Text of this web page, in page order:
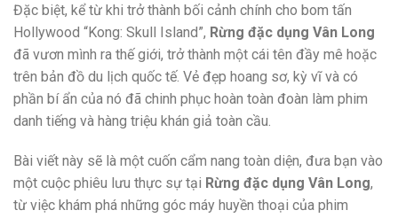
Đặc biệt, kể từ khi trở thành bối cảnh chính cho bom tấn
Hollywood “Kong: Skull Island”, Rừng đặc dụng Vân Long
đã vươn mình ra thế giới, trở thành một cái tên đầy mê hoặc
trên bản đồ du lịch quốc tế. Vẻ đẹp hoang sơ, kỳ vĩ và có
phần bí ẩn của nó đã chinh phục hoàn toàn đoàn làm phim
danh tiếng và hàng triệu khán giả toàn cầu.
Bài viết này sẽ là một cuốn cẩm nang toàn diện, đưa bạn vào
một cuộc phiêu lưu thực sự tại Rừng đặc dụng Vân Long,
từ việc khám phá những góc máy huyền thoại của phim